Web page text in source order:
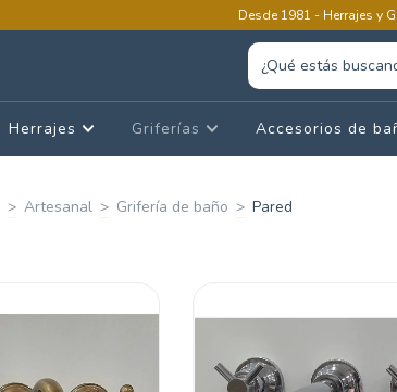
Desde 1981 - Herrajes y
Herrajes Griferías Accesorios de
> Artesanal > Grifería de baño > Pared